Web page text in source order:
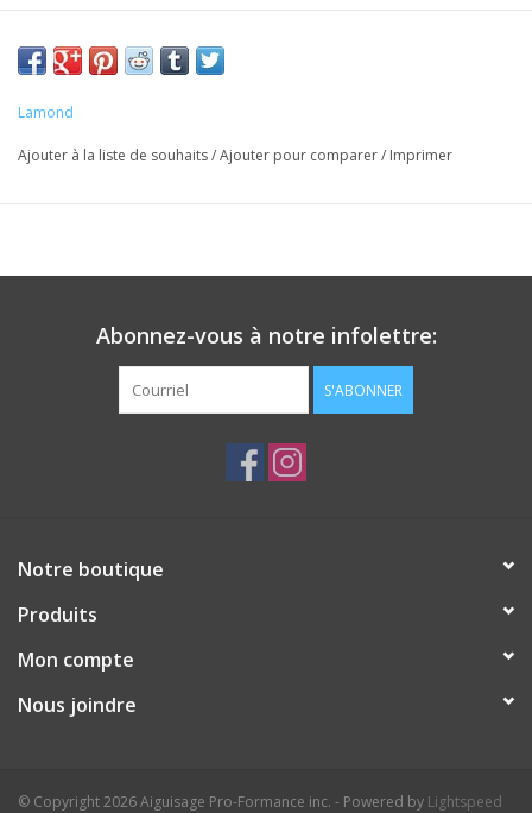
Lamond
Ajouter à la liste de souhaits/Ajouter pour comparer/ Imprimer
Abonnez-vous à notre infolettre:
S'ABONNER
Notre boutique
Produits
Mon compte
Nous joindre
© Copyright 2026 Aiguisage Pro-Formance inc. - Powered by Lightspeed